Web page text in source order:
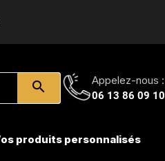
search Appelez-nous :
06 13 86 09 10
produits personnalisés